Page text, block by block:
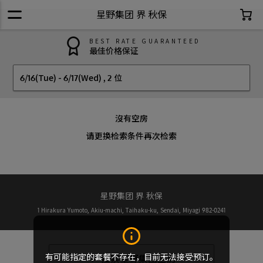
有可能指定的套餐不存在，目前无法接受预订。
星野集团 界 秋保
BEST RATE GUARANTEED
最佳价格保证
6/16(Tue) - 6/17(Wed) , 2 位
沒有空房
请更换检索条件再次检索
星野集团 界 秋保
1 Hirakura Yumoto, Akiu-machi, Taihaku-ku, Sendai, Miyagi 982-0241
搜索星野集团空房